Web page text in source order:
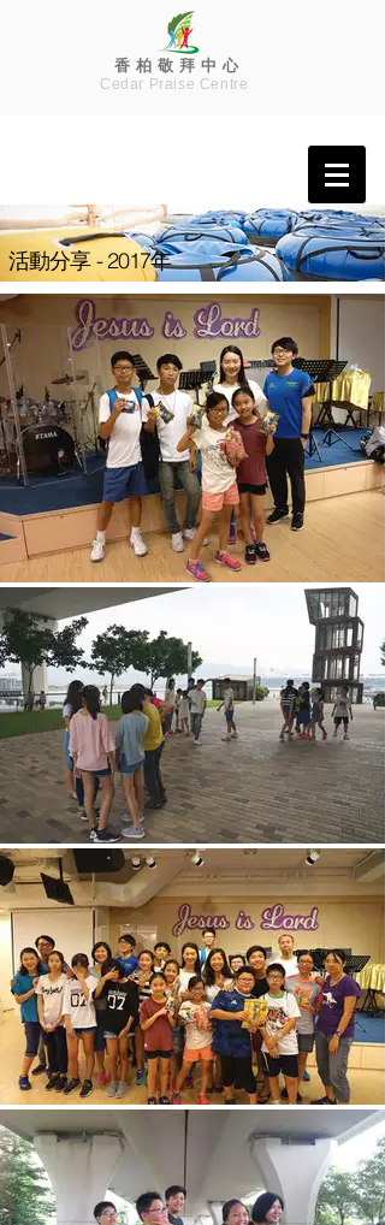
香 柏 敬 拜 中 心
Cedar Praise Centre
活動分享 - 2017年